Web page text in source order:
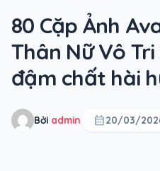
80 Cặp Ảnh
Thân Nữ Vô
đậm chất hài
Bởi admin calendar_month20/03/